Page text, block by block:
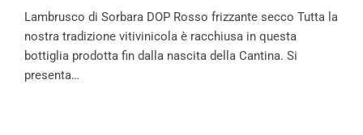
Lambrusco di Sorbara DOP Rosso frizzante secco Tutta la
nostra tradizione vitivinicola è racchiusa in questa
bottiglia prodotta fin dalla nascita della Cantina. Si
presenta…